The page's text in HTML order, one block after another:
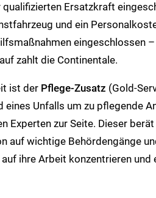
qualifizierten Ersatzkraft
und ein
eingeschlossen
zahlt die Continentale.
ist der Pflege-Zusatz (Gold-
eines Unfalls um zu pflegende
Experten zur Seite. Dieser
auf wichtige Behördengänge
ihre Arbeit konzentrieren